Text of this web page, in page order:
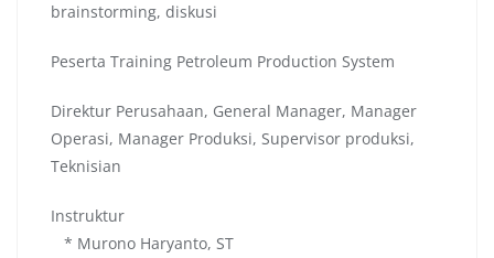
brainstorming, diskusi
Peserta Training Petroleum Production System
Direktur Perusahaan, General Manager, Manager
Operasi, Manager Produksi, Supervisor produksi,
Teknisian
Instruktur
* Murono Haryanto, ST